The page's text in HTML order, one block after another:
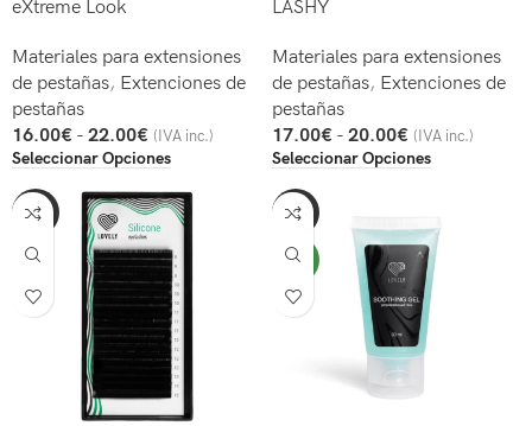
eXtreme Look
Materiales para extensiones
de pestañas, Extenciones de
pestañas
16.00€ - 22.00€ (IVA inc.)
Seleccionar Opciones
LASHY
Materiales para extensiones
de pestañas, Extenciones de
pestañas
17.00€ - 20.00€ (IVA inc.)
Seleccionar Opciones
-47% -47%
NEW